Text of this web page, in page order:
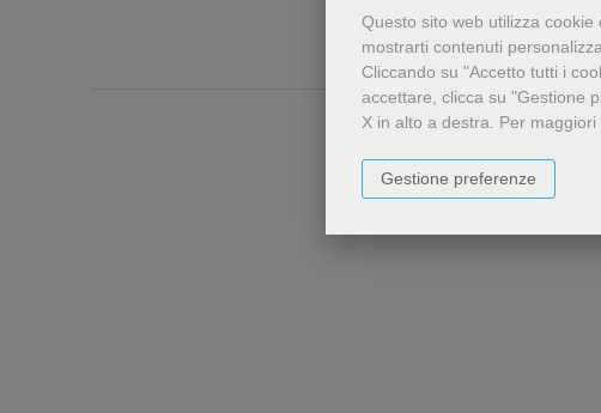
Questo sito web utilizza
mostrarti contenuti
Cliccando su "Accetto tutti i
accettare, clicca su "Gestione
X in alto a destra. Per
Gestione preferenze